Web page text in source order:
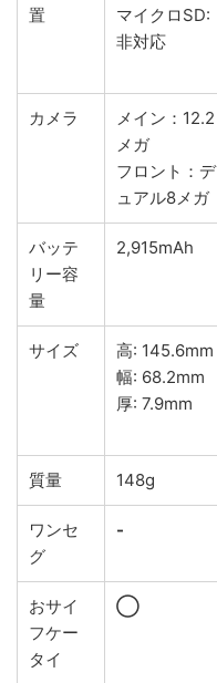
置
マイクロSD:
非対応
カメラ
メイン：12.2
メガ
フロント：デ
ュアル8メガ
バッテ
リー容
量
2,915mAh
サイズ
高: 145.6mm
幅: 68.2mm
厚: 7.9mm
質量 148g
ワンセ
グ
-
おサイ
フケー
タイ
◯